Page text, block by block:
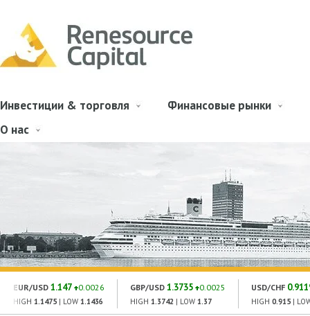
Инвестиции & торговля Финансовые рынки
О нас
EUR/USD 1.147 0.0026
HIGH 1.1475 | LOW 1.1436
GBP/USD 1.3735 0.0025
HIGH 1.3742 | LOW 1.37
USD/CHF
HIGH 0.915 |